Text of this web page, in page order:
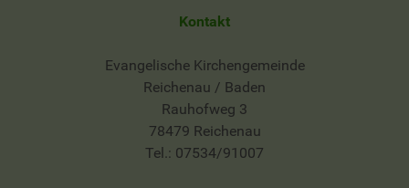
Kontakt
Evangelische Kirchengemeinde
Reichenau / Baden
Rauhofweg 3
78479 Reichenau
Tel.: 07534/91007